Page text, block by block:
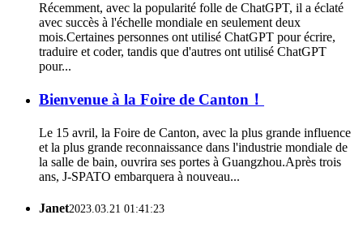
Récemment, avec la popularité folle de ChatGPT, il a éclaté
avec succès à l'échelle mondiale en seulement deux
mois.Certaines personnes ont utilisé ChatGPT pour écrire,
traduire et coder, tandis que d'autres ont utilisé ChatGPT
pour...
Bienvenue à la Foire de Canton！
Le 15 avril, la Foire de Canton, avec la plus grande influence
et la plus grande reconnaissance dans l'industrie mondiale de
la salle de bain, ouvrira ses portes à Guangzhou.Après trois
ans, J-SPATO embarquera à nouveau...
Janet2023.03.21 01:41:23